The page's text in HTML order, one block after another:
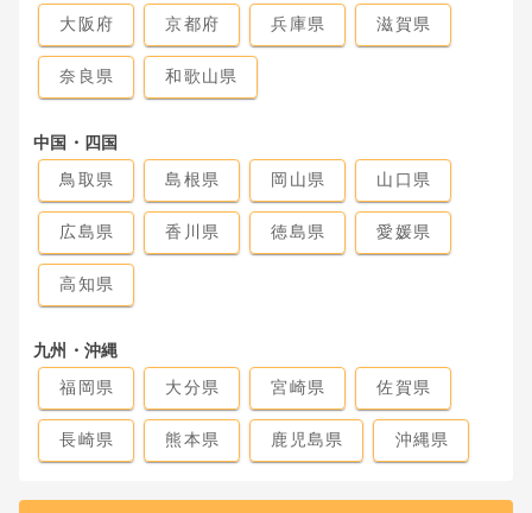
大阪府
京都府 兵庫県 滋賀県
奈良県 和歌山県
中国・四国
鳥取県
島根県 岡山県 山口県
広島県 香川県 徳島県 愛媛県
高知県
九州・沖縄
福岡県
大分県 宮崎県 佐賀県
長崎県 熊本県 鹿児島県 沖縄県